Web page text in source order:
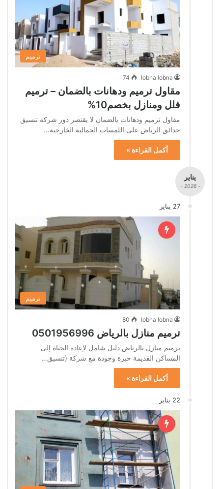
ترميم
lobna lobna
74
مقاول ترميم ودهانات بالضمان – ترميم
فلل ومنازل بخصم10%
مقاول ترميم ودهانات بالضمان لا يقتصر دور شركة تنسيق
حدائق الرياض على اللمسات الجمالية الخارجية…
أكمل القراءة »
يناير
- 2026 -
27 يناير
ترميم
lobna lobna
80
ترميم منازل بالرياض 0501956996
ترميم منازل بالرياض دليل شامل لإعادة الحياة إلى
المساكن القديمة خبرة وجودة مع شركة (تنسيق…
أكمل القراءة »
22 يناير